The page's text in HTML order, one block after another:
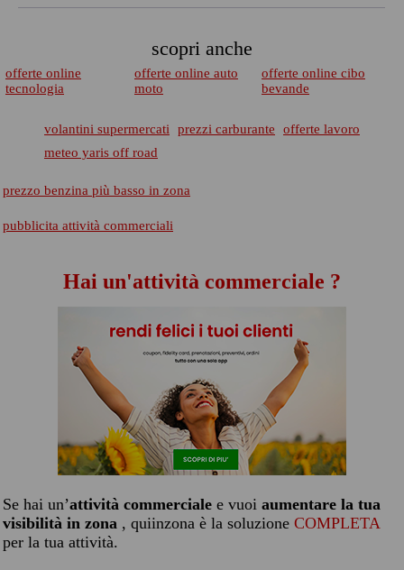
scopri anche
offerte online
tecnologia
offerte online auto
moto
offerte online cibo
bevande
volantini supermercati prezzi carburante
offerte lavoro
meteo yaris off road
prezzo benzina più basso in zona
pubblicita attività commerciali
Hai un'attività commerciale ?
Se hai un’attività commerciale e vuoi aumentare la tua
visibilità in zona , quiinzona è la soluzione COMPLETA
per la tua attività.